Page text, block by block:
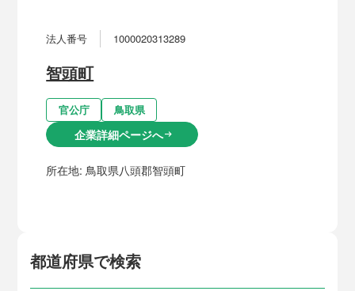
都道府県で検索
法人番号 1000020313289
智頭町
官公庁 鳥取県
企業詳細ページへarrow_right_alt
所在地: 鳥取県八頭郡智頭町